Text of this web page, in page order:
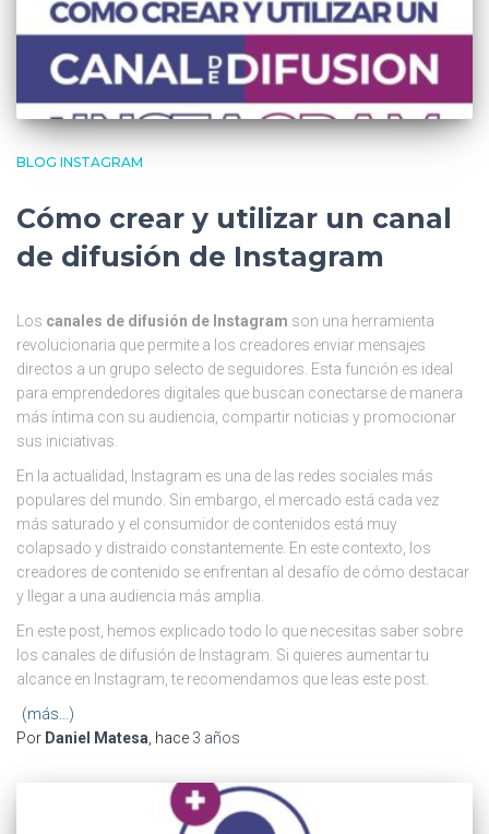
BLOG INSTAGRAM
Cómo crear y utilizar un canal
de difusión de Instagram
Los canales de difusión de Instagram son una herramienta
revolucionaria que permite a los creadores enviar mensajes
directos a un grupo selecto de seguidores. Esta función es ideal
para emprendedores digitales que buscan conectarse de manera
más íntima con su audiencia, compartir noticias y promocionar
sus iniciativas.
En la actualidad, Instagram es una de las redes sociales más
populares del mundo. Sin embargo, el mercado está cada vez
más saturado y el consumidor de contenidos está muy
colapsado y distraido constantemente. En este contexto, los
creadores de contenido se enfrentan al desafío de cómo destacar
y llegar a una audiencia más amplia.
En este post, hemos explicado todo lo que necesitas saber sobre
los canales de difusión de Instagram. Si quieres aumentar tu
alcance en Instagram, te recomendamos que leas este post.
(más…)
Por Daniel Matesa, hace 3 años